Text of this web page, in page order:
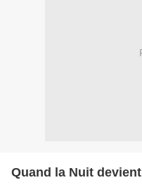
Quand la Nuit